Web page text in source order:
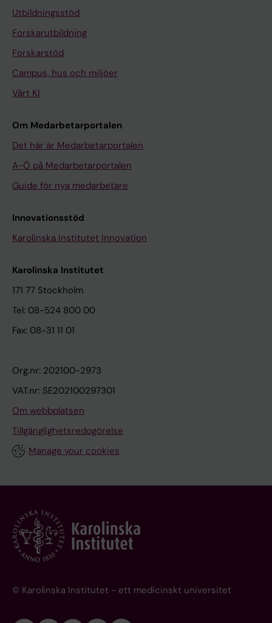
Utbildningsstöd
Forskarutbildning
Forskarstöd
Campus, hus och miljöer
Vårt KI
Om Medarbetarportalen
Det här är Medarbetarportalen
A-Ö på Medarbetarportalen
Guide för nya medarbetare
Innovationsstöd
Karolinska Institutet Innovation
Karolinska Institutet
171 77 Stockholm
Tel: 08-524 800 00
Fax: 08-31 11 01
Org.nr: 202100-2973
VAT.nr: SE202100297301
Om webbplatsen
Tillgänglighetsredogörelse
Manage your cookies
© Karolinska Institutet - ett medicinskt universitet